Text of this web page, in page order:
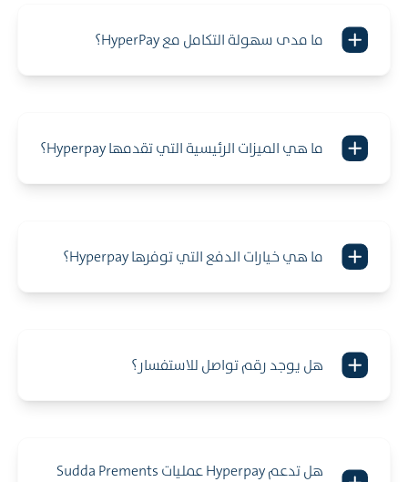
ما مدى سهولة التكامل مع HyperPay؟
ما هي الميزات الرئيسية التي تقدمها Hyperpay؟
ما هي خيارات الدفع التي توفرها Hyperpay؟
هل يوجد رقم تواصل للاستفسار؟
هل تدعم Hyperpay عمليات Sudda Prements